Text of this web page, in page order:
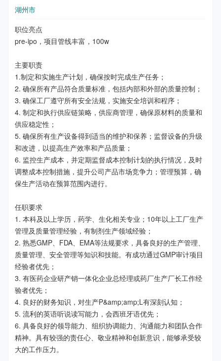
湖州市
职位亮点
pre-ipo，项目管线丰富，100w
主要职责
1.制定和实施生产计划，确保按时完成生产任务；
2. 确保所有产品符合质量标准，包括内部和外部的质量控制；
3. 确保工厂遵守所有安全法规，实施安全培训和程序；
4. 制定和执行供应链策略，供应商管理，确保原材料的质量和
供应稳定性；
5. 确保所有生产设备得到适当的维护和保养；监督设备的升级
和改进，以提高生产效率和产品质量；
6. 监控生产成本，并定期监督成本控制计划的执行情况，及时
调整成本控制措施，提升公司产品市场竞争力；管理预算，确
保生产活动在预算范围内进行。
任职要求
1. 本科及以上学历，药学、生化相关专业；10年以上工厂生产
管理及质量管理经验，有制剂生产领域经验；
2. 熟悉GMP、FDA、EMA等法规要求，具备良好的生产管理、
质量管理、安全管理等知识和技能。有成功通过GMP审计项目
经验者优先；
3. 有医药企业研产销一体化企业总经理或药厂生产厂长工作经
验者优先；
4. 良好的财务知识，对生产P&amp;amp;L有深刻认知；
5. 流利的英语听说读写能力，会西班牙语优先；
6. 具备良好的领导能力、组织协调能力、沟通能力和团队合作
精神。具有较强的责任心、敬业精神和创新意识，能够承受较